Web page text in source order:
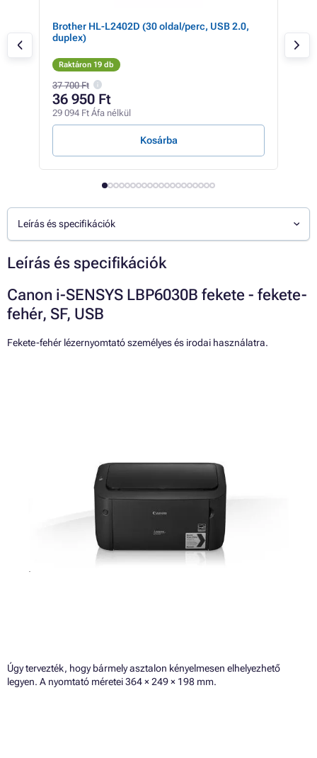
Brother HL-L2402D (30 oldal/perc, USB 2.0,
duplex)
Raktáron 19 db
37 700 Ft
36 950 Ft
29 094 Ft Áfa nélkül
Kosárba
Leírás és specifikációk
Leírás és specifikációk
Canon i-SENSYS LBP6030B fekete - fekete-
fehér, SF, USB
Fekete-fehér lézernyomtató személyes és irodai használatra.
Úgy tervezték, hogy bármely asztalon kényelmesen elhelyezhető
legyen. A nyomtató méretei 364 × 249 × 198 mm.